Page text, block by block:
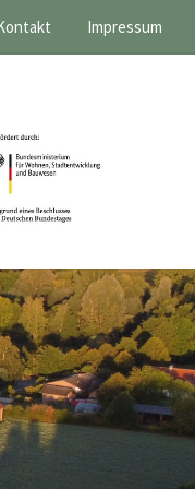
Impressum